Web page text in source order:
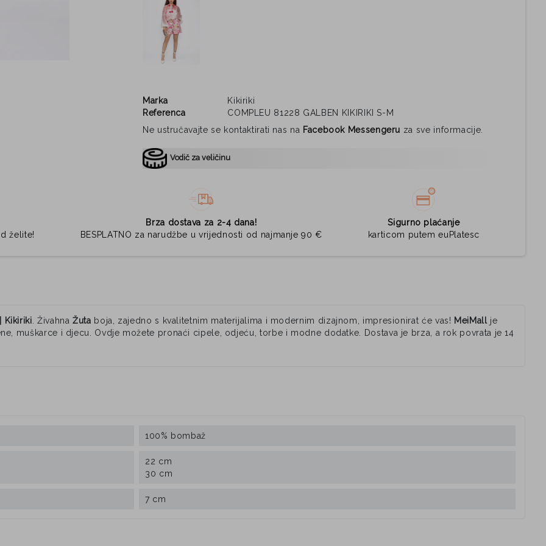
Marka
Kikiriki
Referenca
COMPLEU 81228 GALBEN KIKIRIKI S-M
Ne ustručavajte se kontaktirati nas na Facebook Messengeru za sve informacije.
Vodič za veličinu
želite!
Brza dostava za 2-4 dana!
BESPLATNO za narudžbe u vrijednosti od najmanje 90 €
Sigurno plaćanje
karticom putem euPlatesc
Kikiriki . ŽivahnaŽuta boja, zajedno s kvalitetnim materijalima i modernim dizajnom, impresionirat će vas! MeiMall je
muškarce i djecu. Ovdje možete pronaći cipele, odjeću, torbe i modne dodatke. Dostava je brza, a rok povrata je 14
100% bombaž
22 cm
30 cm
7 cm